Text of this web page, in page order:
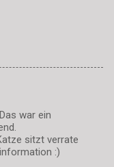
war ein
sitzt verrate
:)